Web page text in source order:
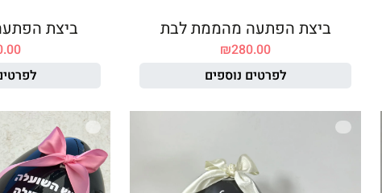
ביצת הפתעה מהממת לבת
₪280.00
לפרטים נוספים
ביצת